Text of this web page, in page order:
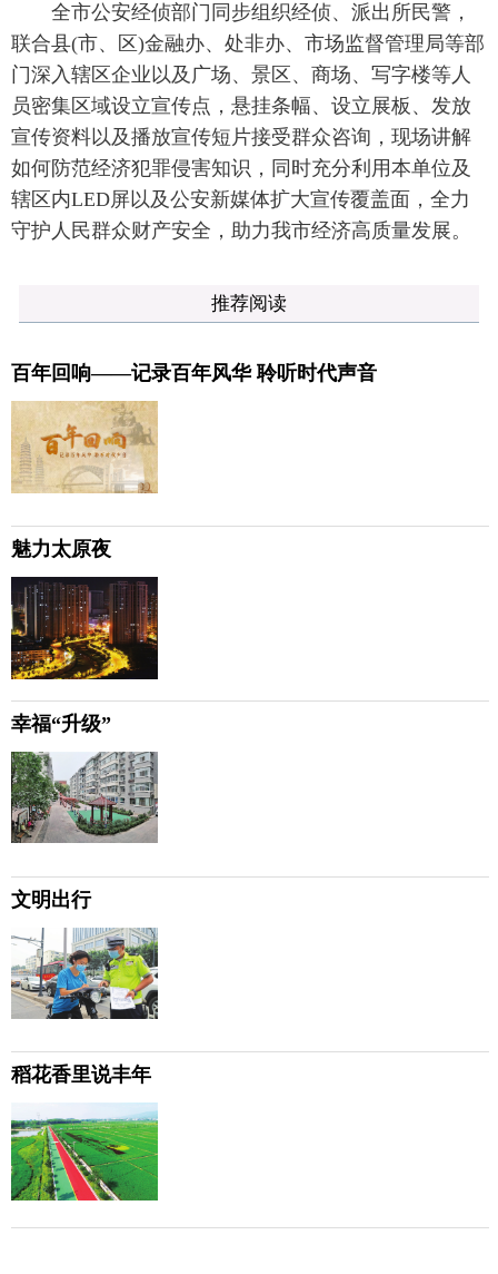
全市公安经侦部门同步组织经侦、派出所民警，
联合县(市、区)金融办、处非办、市场监督管理局等部
门深入辖区企业以及广场、景区、商场、写字楼等人
员密集区域设立宣传点，悬挂条幅、设立展板、发放
宣传资料以及播放宣传短片接受群众咨询，现场讲解
如何防范经济犯罪侵害知识，同时充分利用本单位及
辖区内LED屏以及公安新媒体扩大宣传覆盖面，全力
守护人民群众财产安全，助力我市经济高质量发展。
推荐阅读
百年回响——记录百年风华 聆听时代声音
魅力太原夜
幸福“升级”
文明出行
稻花香里说丰年